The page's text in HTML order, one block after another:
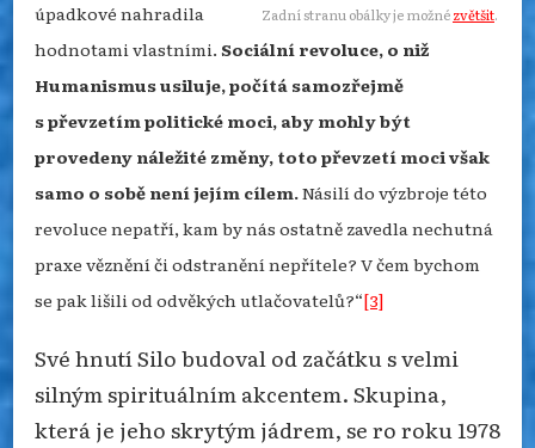
Zadní stranu obálky je možnézvětšit.
úpadkové nahradila
hodnotami vlastními. Sociální revoluce, o niž
Humanismus usiluje, počítá samozřejmě
s převzetím politické moci, aby mohly být
provedeny náležité změny, toto převzetí moci však
samo o sobě není jejím cílem.Násilí do výzbroje této
revoluce nepatří, kam by nás ostatně zavedla nechutná
praxe věznění či odstranění nepřítele? V čem bychom
se pak lišili od odvěkých utlačovatelů?“[3]
Své hnutí Silo budoval od začátku s velmi
silným spirituálním akcentem. Skupina,
která je jeho skrytým jádrem, se ro roku 1978